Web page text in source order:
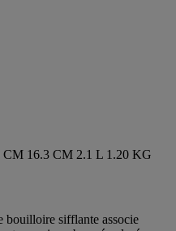
CM 16.3 CM 2.1 L 1.20 KG
bouilloire sifflante associe